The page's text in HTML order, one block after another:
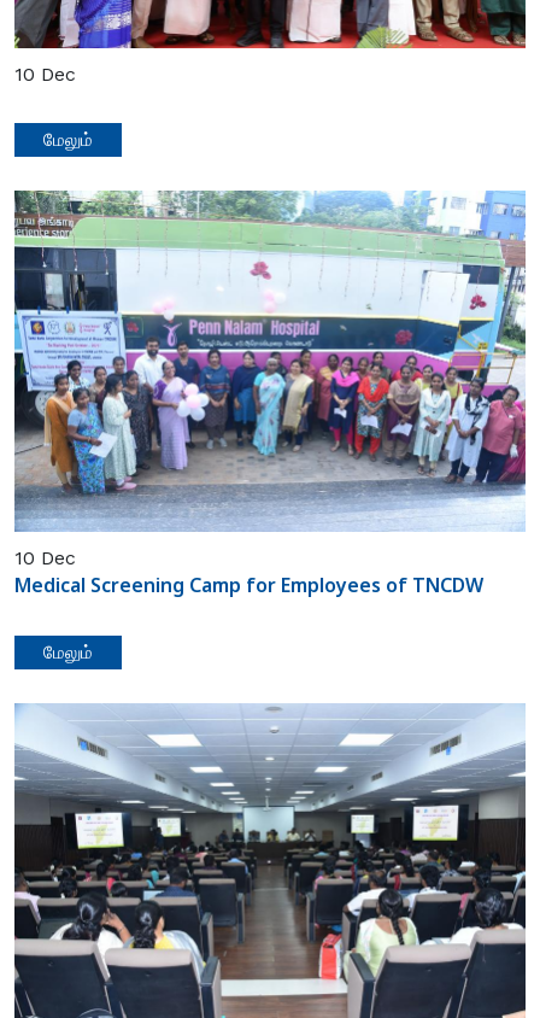
10 Dec
மேலும்
10 Dec
Medical Screening Camp for Employees of TNCDW
மேலும்